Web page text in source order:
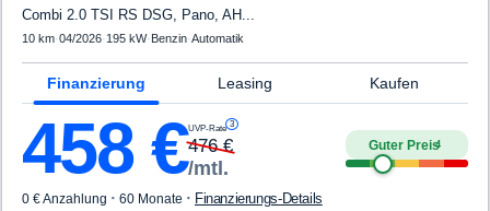
Combi 2.0 TSI RS DSG, Pano, AH...
10 km·04/2026· 195 kW· Benzin·Automatik
Finanzierung Leasing Kaufen
458€UVP-Rate 3
476€
/mtl.
Guter Preis4
0 € Anzahlung · 60 Monate · Finanzierungs-Details